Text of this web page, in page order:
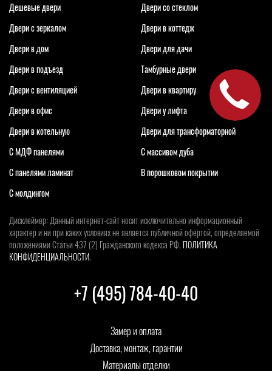
+7 (495) 784-40-40
Замер и оплата
Доставка, монтаж, гарантии
Материалы отделки
Дешевые двери
Двери со стеклом
Двери с зеркалом
Двери в коттедж
Двери в дом
Двери для дачи
Двери в подъезд
Тамбурные двери
Двери с вентиляцией
Двери в квартиру
Двери в офис
Двери у лифта
Двери в котельную
Двери для трансформаторной
С МДФ панелями
С массивом дуба
С панелями ламинат
В порошковом покрытии
С молдингом
Дисклеймер: Данный интернет-сайт носит исключительно информационный
характер и ни при каких условиях не является публичной офертой, определяемой
положениями Статьи 437 (2) Гражданского кодекса РФ. ПОЛИТИКА
КОНФИДЕНЦИАЛЬНОСТИ.